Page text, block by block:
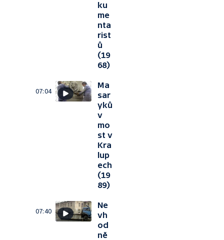
ku
me
nta
rist
ů
(19
68)
07:04
Ma
sar
yků
v
mo
st v
Kra
lup
ech
(19
89)
07:40
Ne
vh
od
ně